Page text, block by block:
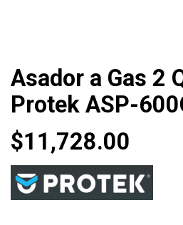
Asador a Gas 2
Protek ASP-
$11,728.00